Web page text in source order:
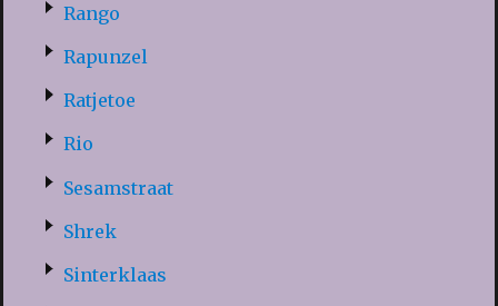
Rango
Rapunzel
Ratjetoe
Rio
Sesamstraat
Shrek
Sinterklaas